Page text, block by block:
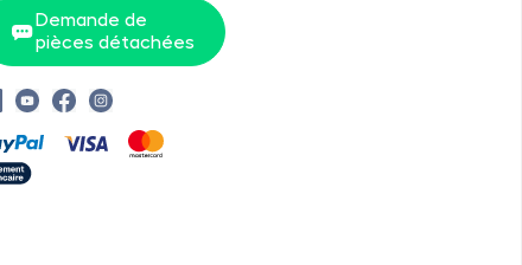
Demande de
pièces détachées